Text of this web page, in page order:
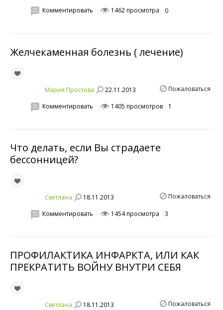
Комментировать 1462 просмотра 0
Желчекаменная болезнь ( лечение)
Мария Простова 22.11.2013 Пожаловаться
Комментировать 1405 просмотров 1
Что делать, если Вы страдаете
бессонницей?
Светланa 18.11.2013 Пожаловаться
Комментировать 1454 просмотра 3
ПРОФИЛАКТИКА ИНФАРКТА, ИЛИ КАК
ПРЕКРАТИТЬ ВОЙНУ ВНУТРИ СЕБЯ
Светланa 18.11.2013 Пожаловаться